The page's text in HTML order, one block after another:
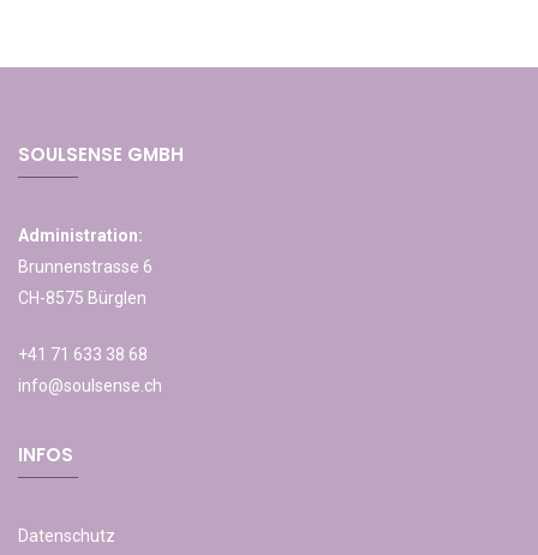
SOULSENSE GMBH
Administration:
Brunnenstrasse 6
CH-8575 Bürglen
+41 71 633 38 68
info@soulsense.ch
INFOS
Datenschutz